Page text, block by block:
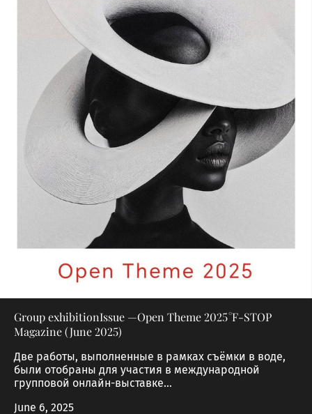
Group exhibitionIssue —Open Theme 2025 °F-STOP
Magazine (June 2025)
Две работы, выполненные в рамках съёмки в воде,
были отобраны для участия в международной
групповой онлайн-выставке...
June 6, 2025